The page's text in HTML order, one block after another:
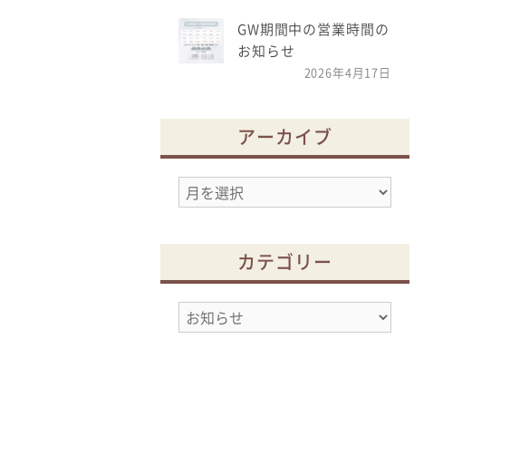
GW期間中の営業時間の
お知らせ
2026年4月17日
アーカイブ
ア
ー
カ
ブ
カテゴリー
カ
テ